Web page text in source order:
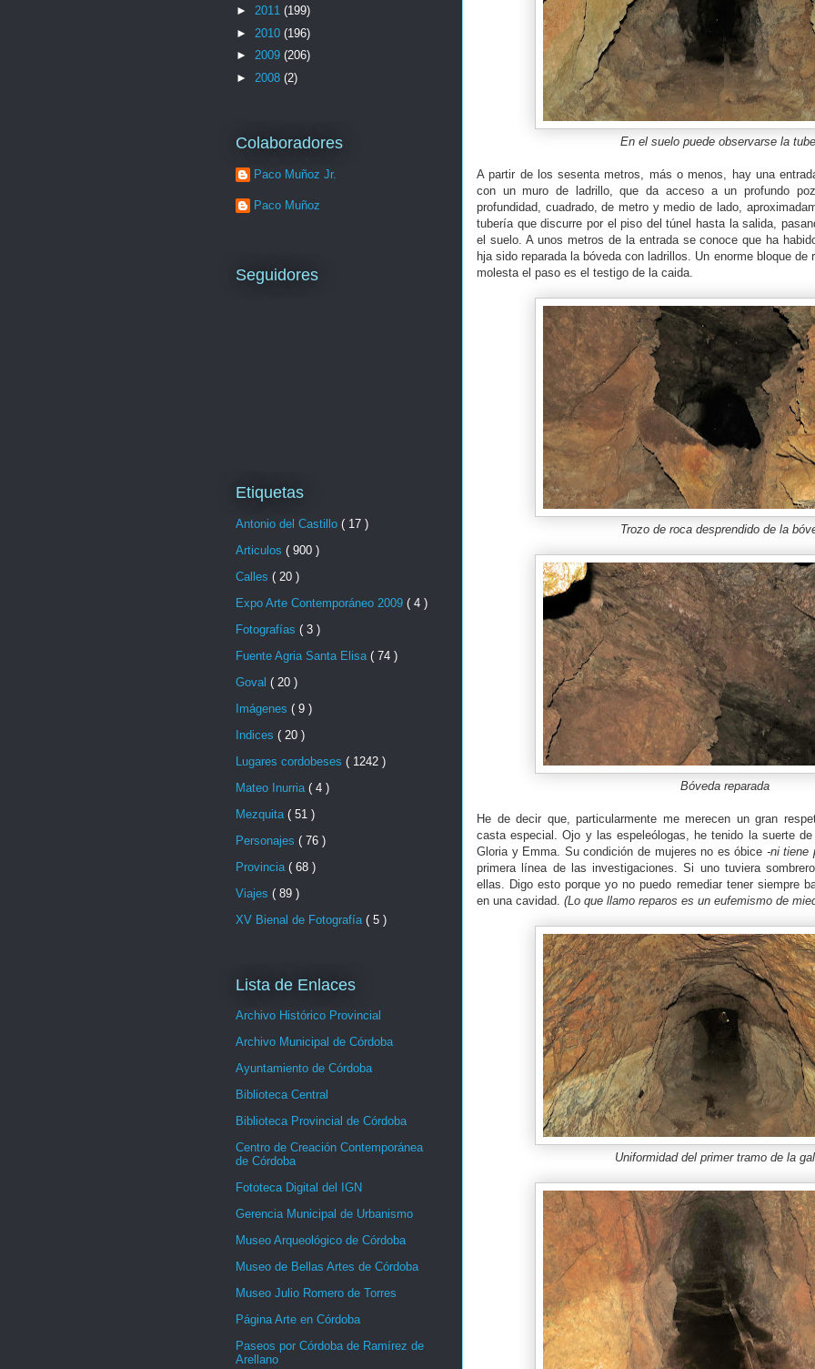
En el suelo puede observarse la
A partir de los sesenta metros, más o menos, hay una
con un muro de ladrillo, que da acceso a un profundo
profundidad, cuadrado, de metro y medio de lado,
tubería que discurre por el piso del túnel hasta la salida,
el suelo. A unos metros de la entrada se conoce que ha
hja sido reparada la bóveda con ladrillos. Un enorme bloque de
molesta el paso es el testigo de la caida.
Trozo de roca desprendido de la
Bóveda reparada
He de decir que, particularmente me merecen un gran
casta especial. Ojo y las espeleólogas, he tenido la suerte
Gloria y Emma. Su condición de mujeres no es óbice -ni tiene
primera línea de las investigaciones. Si uno tuviera
ellas. Digo esto porque yo no puedo remediar tener siempre
en una cavidad. (Lo que llamo reparos es un eufemismo de
Uniformidad del primer tramo de la
► 2011 (199)
► 2010 (196)
► 2009 (206)
► 2008 (2)
Colaboradores
Paco Muñoz Jr.
Paco Muñoz
Seguidores
Etiquetas
Antonio del Castillo ( 17 )
Articulos ( 900 )
Calles ( 20 )
Expo Arte Contemporáneo 2009 ( 4 )
Fotografías ( 3 )
Fuente Agria Santa Elisa ( 74 )
Goval ( 20 )
Imágenes ( 9 )
Indices ( 20 )
Lugares cordobeses ( 1242 )
Mateo Inurria ( 4 )
Mezquita ( 51 )
Personajes ( 76 )
Provincia ( 68 )
Viajes ( 89 )
XV Bienal de Fotografía ( 5 )
Lista de Enlaces
Archivo Histórico Provincial
Archivo Municipal de Córdoba
Ayuntamiento de Córdoba
Biblioteca Central
Biblioteca Provincial de Córdoba
Centro de Creación Contemporánea
de Córdoba
Fototeca Digital del IGN
Gerencia Municipal de Urbanismo
Museo Arqueológico de Córdoba
Museo de Bellas Artes de Córdoba
Museo Julio Romero de Torres
Página Arte en Córdoba
Paseos por Córdoba de Ramírez de
Arellano